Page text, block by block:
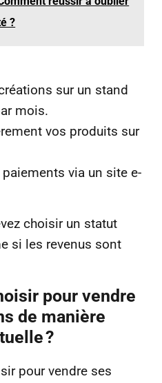
?
sur un stand
mois.
vos produits sur
via un site e-
choisir un statut
si les revenus sont
pour vendre
de manière
?